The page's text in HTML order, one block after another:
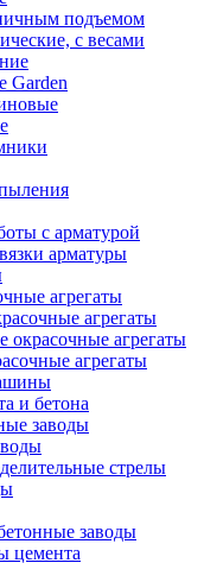
подъемом
с весами
Garden
с арматурой
арматуры
агрегаты
агрегаты
окрасочные агрегаты
агрегаты
и бетона
заводы
стрелы
заводы
цемента